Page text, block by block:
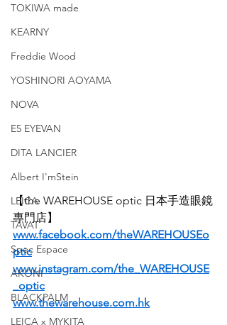
TOKIWA made
KEARNY
Freddie Wood
YOSHINORI AOYAMA
NOVA
E5 EYEVAN
DITA LANCIER
Albert I'mStein
LEICA
TAVAT
Spec Espace
AKONI
BLACKPALM
LEICA x MYKITA
【the WAREHOUSE optic 日本手造眼鏡
專門店】
www.facebook.com/theWAREHOUSEo
ptic
www.instagram.com/the_WAREHOUSE
_optic
www.thewarehouse.com.hk